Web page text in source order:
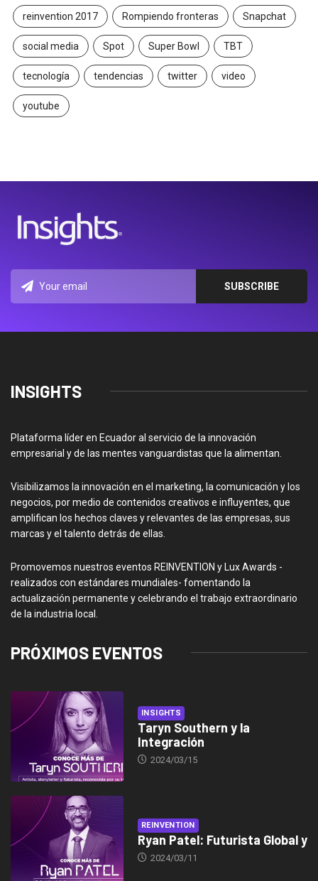
reinvention 2017 Rompiendo fronteras Snapchat
social media Spot Super Bowl TBT
tecnología tendencias twitter video
youtube
INSIGHTS
Plataforma líder en Ecuador al servicio de la innovación
empresarial y de las mentes vanguardistas que la alimentan.
Visibilizamos la innovación en el marketing, la comunicación y los
negocios, por medio de contenidos creativos e influyentes, que
amplifican los hechos claves y relevantes de las empresas, sus
marcas y el talento detrás de ellas.
Promovemos nuestros eventos REINVENTION y Lux Awards -
realizados con estándares mundiales- fomentando la
actualización permanente y celebrando el trabajo extraordinario
de la industria local.
PRÓXIMOS EVENTOS
INSIGHTS
Taryn Southern y la
Integración
2024/03/15
REINVENTION
Ryan Patel: Futurista Global y
2024/03/11